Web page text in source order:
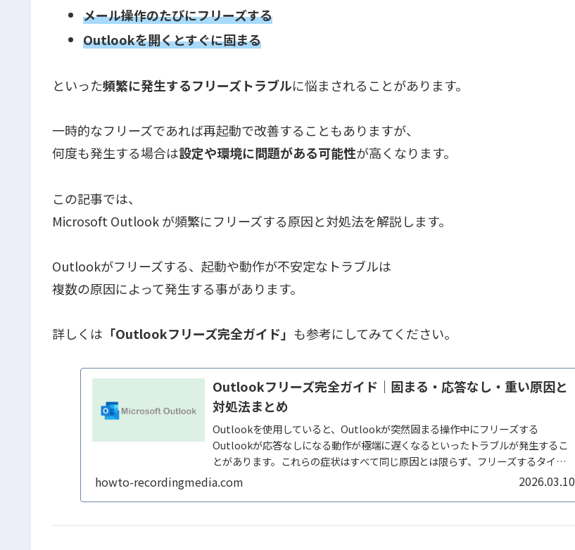
メール操作のたびにフリーズする
Outlookを開くとすぐに固まる
といった頻繁に発生するフリーズトラブルに悩まされることがあります。
一時的なフリーズであれば再起動で改善することもありますが、
何度も発生する場合は設定や環境に問題がある可能性が高くなります。
この記事では、
Microsoft Outlook が頻繁にフリーズする原因と対処法を解説します。
Outlookがフリーズする、起動や動作が不安定なトラブルは
複数の原因によって発生する事があります。
詳しくは 「Outlookフリーズ完全ガイド」 も参考にしてみてください。
Outlookフリーズ完全ガイド｜固まる・応答なし・重い原因と
対処法まとめ
Outlookを使用していると、Outlookが突然固まる操作中にフリーズする
Outlookが応答なしになる動作が極端に遅くなるといったトラブルが発生するこ
とがあります。これらの症状はすべて同じ原因とは限らず、フリーズするタイミ
ングによって...
howto-recordingmedia.com 2026.03.10